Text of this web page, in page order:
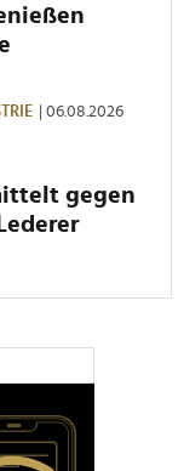
| 06.08.2026
gegen